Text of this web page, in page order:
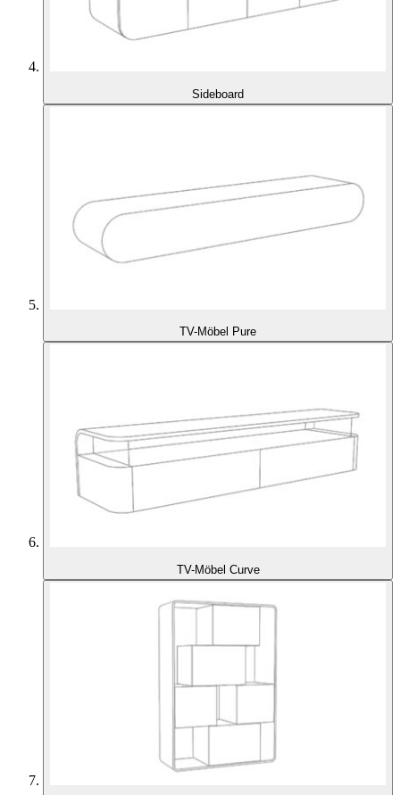
Sideboard
TV-Möbel Pure
TV-Möbel Curve